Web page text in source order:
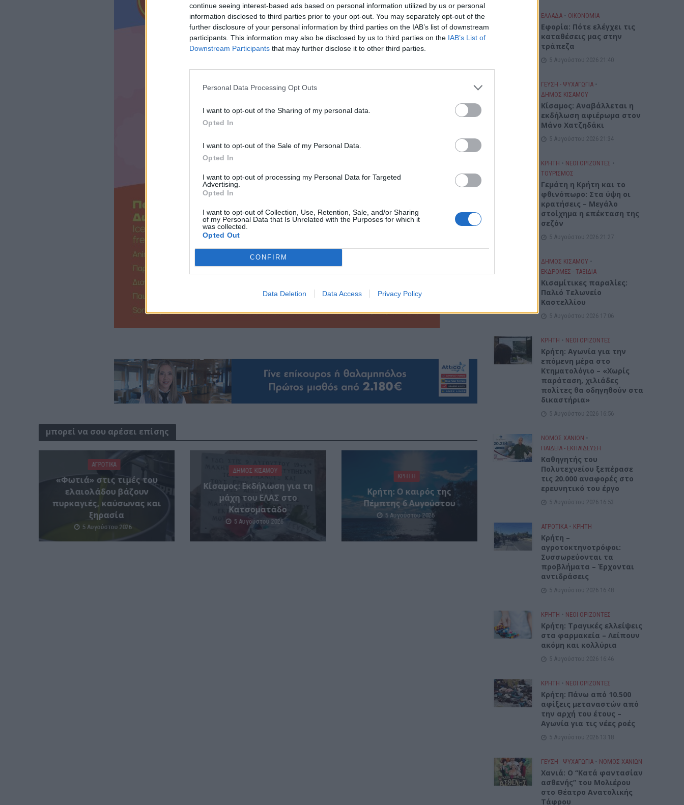
continue seeing interest-based ads based on personal information utilized by us or personal
information disclosed to third parties prior to your opt-out. You may separately opt-out of the
further disclosure of your personal information by third parties on the IAB’s list of downstream
participants. This information may also be disclosed by us to third parties on the IAB’s List of
Downstream Participants that may further disclose it to other third parties.
Personal Data Processing Opt Outs
I want to opt-out of the Sharing of my personal data.
Opted In
I want to opt-out of the Sale of my Personal Data.
Opted In
I want to opt-out of processing my Personal Data for Targeted
Advertising.
Opted In
I want to opt-out of Collection, Use, Retention, Sale, and/or Sharing
of my Personal Data that Is Unrelated with the Purposes for which it
was collected.
Opted Out
CONFIRM
Data Deletion Data Access Privacy Policy
μπορεί να σου αρέσει επίσης
ΑΓΡΟΤΙΚΑ
«Φωτιά» στις τιμές του
ελαιολάδου βάζουν
πυρκαγιές, καύσωνας και
ξηρασία
5 Αυγούστου 2026
ΔΉΜΟΣ ΚΙΣΆΜΟΥ
Κίσαμος: Εκδήλωση για τη
μάχη του ΕΛΑΣ στο
Κατσοματάδο
5 Αυγούστου 2026
ΚΡΗΤΗ
Κρήτη: Ο καιρός της
Πέμπτης 6 Αυγούστου
5 Αυγούστου 2026
ΕΛΛΑΔΑ • ΟΙΚΟΝΟΜΙΑ
Εφορία: Πότε ελέγχει τις
καταθέσεις μας στην
τράπεζα
5 Αυγούστου 2026 21:40
ΓΕΎΣΗ - ΨΥΧΑΓΩΓΊΑ •
ΔΉΜΟΣ ΚΙΣΆΜΟΥ
Κίσαμος: Αναβάλλεται η
εκδήλωση αφιέρωμα στον
Μάνο Χατζηδάκι
5 Αυγούστου 2026 21:34
ΚΡΗΤΗ • ΝΕΟΙ ΟΡΙΖΟΝΤΕΣ •
ΤΟΥΡΙΣΜΟΣ
Γεμάτη η Κρήτη και το
φθινόπωρο: Στα ύψη οι
κρατήσεις – Μεγάλο
στοίχημα η επέκταση της
σεζόν
5 Αυγούστου 2026 21:27
ΔΉΜΟΣ ΚΙΣΆΜΟΥ •
ΕΚΔΡΟΜΈΣ - ΤΑΞΊΔΙΑ
Kισαμίτικες παραλίες:
Παλιό Τελωνείο
Καστελλίου
5 Αυγούστου 2026 17:06
ΚΡΗΤΗ • ΝΕΟΙ ΟΡΙΖΟΝΤΕΣ
Kρήτη: Αγωνία για την
επόμενη μέρα στο
Κτηματολόγιο – «Χωρίς
παράταση, χιλιάδες
πολίτες θα οδηγηθούν στα
δικαστήρια»
5 Αυγούστου 2026 16:56
ΝΟΜΌΣ ΧΑΝΊΩΝ •
ΠΑΙΔΕΙΑ - ΕΚΠΑΙΔΕΥΣΗ
Καθηγητής του
Πολυτεχνείου ξεπέρασε
τις 20.000 αναφορές στο
ερευνητικό του έργο
5 Αυγούστου 2026 16:53
ΑΓΡΟΤΙΚΑ • ΚΡΗΤΗ
Κρήτη –
αγροτοκτηνοτρόφοι:
Συσσωρεύονται τα
προβλήματα – Έρχονται
αντιδράσεις
5 Αυγούστου 2026 16:48
ΚΡΗΤΗ • ΝΕΟΙ ΟΡΙΖΟΝΤΕΣ
Κρήτη: Τραγικές ελλείψεις
στα φαρμακεία – Λείπουν
ακόμη και κολλύρια
5 Αυγούστου 2026 16:46
ΚΡΗΤΗ • ΝΕΟΙ ΟΡΙΖΟΝΤΕΣ
Κρήτη: Πάνω από 10.500
αφίξεις μεταναστών από
την αρχή του έτους –
Αγωνία για τις νέες ροές
5 Αυγούστου 2026 13:18
ΓΕΎΣΗ - ΨΥΧΑΓΩΓΊΑ • ΝΟΜΌΣ ΧΑΝΊΩΝ
Χανιά: Ο “Κατά φαντασίαν
ασθενής” του Μολιέρου
στο Θέατρο Ανατολικής
Τάφρου